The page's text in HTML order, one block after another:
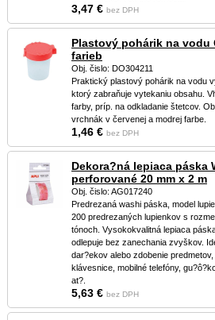
3,47 € bez DPH
Plastový pohárik na vodu
farieb
Obj. čislo: DO304211
Praktický plastový pohárik na vodu
ktorý zabraňuje vytekaniu obsahu.
farby, príp. na odkladanie štetcov.
vrchnák v červenej a modrej farbe.
1,46 € bez DPH
Dekora?ná lepiaca páska
perforované 20 mm x 2 m
Obj. čislo: AG017240
Predrezaná washi páska, model
200 predrezaných lupienkov s
tónoch. Vysokokvalitná lepiaca
odlepuje bez zanechania zvyškov.
dar?ekov alebo zdobenie
klávesnice, mobilné telefóny,
at?.
5,63 € bez DPH